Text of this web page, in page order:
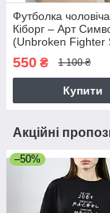
Футболка
Кіборг – Арт
(Unbroken Fighter
Патріотичні
550 ₴ 1 100 ₴
Купити
Акційні
–50%